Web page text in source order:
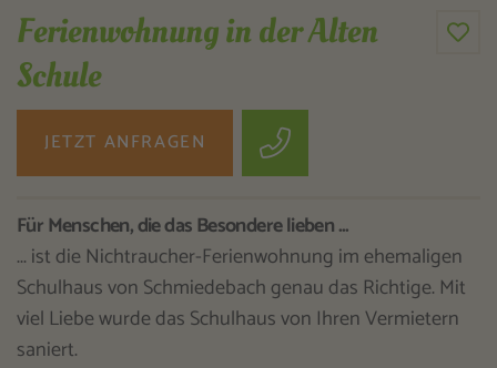
Ferienwohnung in der Alten
Schule
JETZT ANFRAGEN
Für Menschen, die das Besondere lieben ...
... ist die Nichtraucher-Ferienwohnung im ehemaligen
Schulhaus von Schmiedebach genau das Richtige. Mit
viel Liebe wurde das Schulhaus von Ihren Vermietern
saniert.